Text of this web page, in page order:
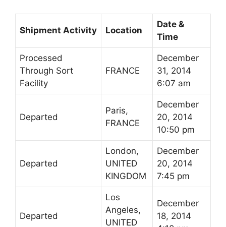
Shipment Activity Location
Date &
Time
Processed
Through Sort
Facility
FRANCE
December
31, 2014
6:07 am
Departed
Paris,
FRANCE
December
20, 2014
10:50 pm
Departed
London,
UNITED
KINGDOM
December
20, 2014
7:45 pm
Departed
Los
Angeles,
UNITED
December
18, 2014